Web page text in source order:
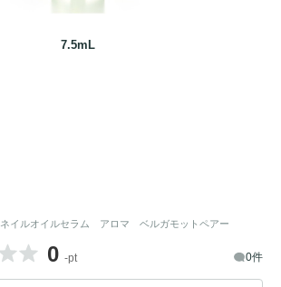
7.5mL
ネイルオイルセラム アロマ ベルガモットペアー
0 -pt 0件